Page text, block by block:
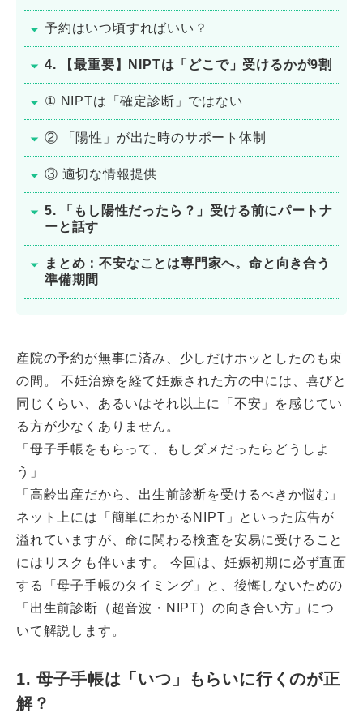
予約はいつ頃すればいい？
4. 【最重要】NIPTは「どこで」受けるかが9割
① NIPTは「確定診断」ではない
② 「陽性」が出た時のサポート体制
③ 適切な情報提供
5. 「もし陽性だったら？」受ける前にパートナ
ーと話す
まとめ：不安なことは専門家へ。命と向き合う
準備期間
産院の予約が無事に済み、少しだけホッとしたのも束
の間。 不妊治療を経て妊娠された方の中には、喜びと
同じくらい、あるいはそれ以上に「不安」を感じてい
る方が少なくありません。
「母子手帳をもらって、もしダメだったらどうしよ
う」
「高齢出産だから、出生前診断を受けるべきか悩む」
ネット上には「簡単にわかるNIPT」といった広告が
溢れていますが、命に関わる検査を安易に受けること
にはリスクも伴います。 今回は、妊娠初期に必ず直面
する「母子手帳のタイミング」と、後悔しないための
「出生前診断（超音波・NIPT）の向き合い方」につ
いて解説します。
1. 母子手帳は「いつ」もらいに行くのが正
解？